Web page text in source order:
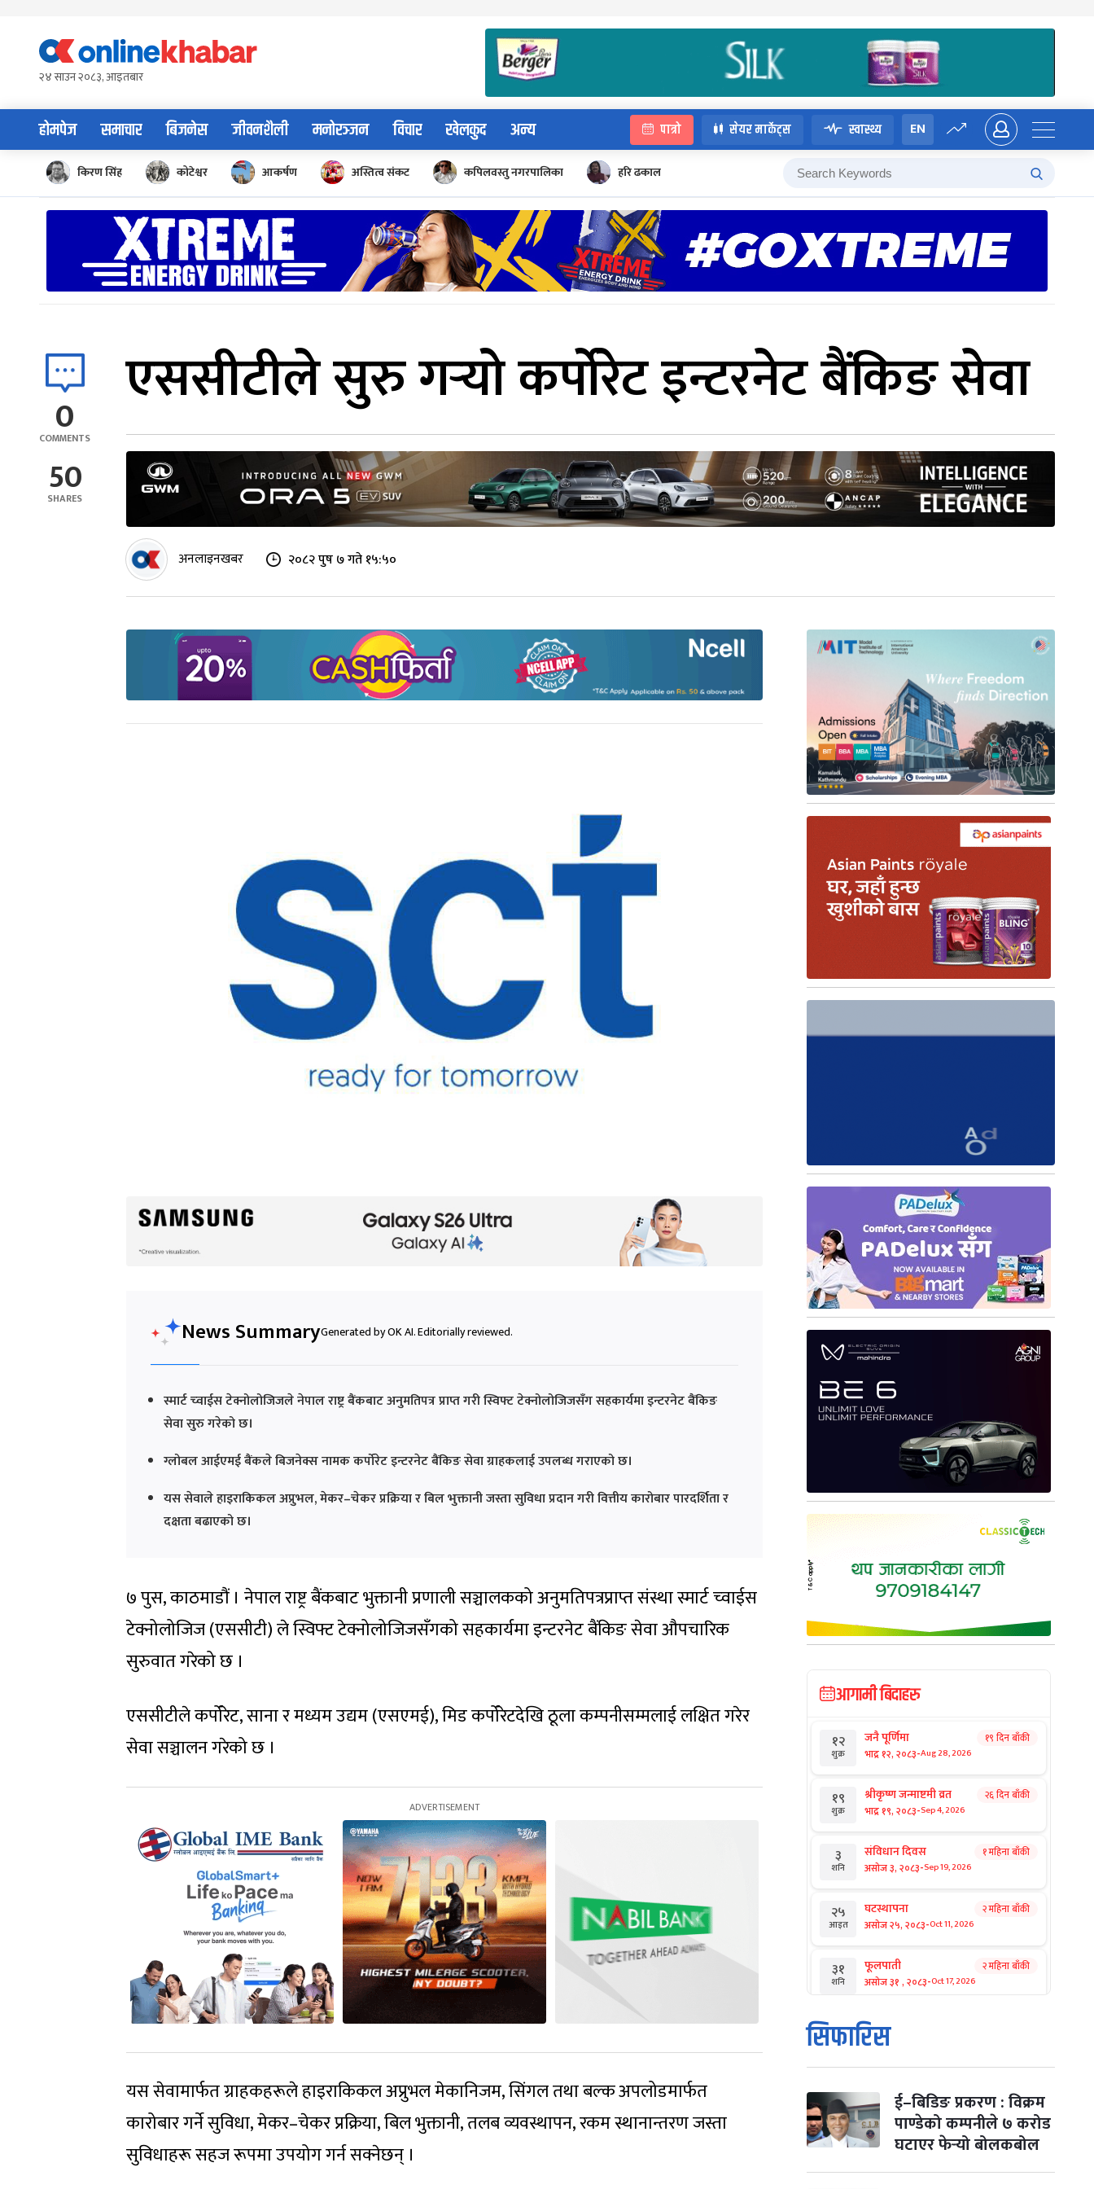
content२४ साउन २०८३, आइतबार
होमपेज समाचार बिजनेस जीवनशैली मनोरञ्जन विचार खेलकुद अन्य पात्रो सेयर मार्केट्स स्वास्थ्य EN
किरण सिंह कोटेश्वर आकर्षण अस्तित्व संकट कपिलवस्तु नगरपालिका हरि ढकाल
0
COMMENTS
50
SHARES
एससीटीले सुरु गर्‍यो कर्पोरेट इन्टरनेट बैंकिङ सेवा
अनलाइनखबर २०८२ पुष ७ गते १५:५०
News SummaryGenerated by OK AI. Editorially reviewed.
स्मार्ट च्वाईस टेक्नोलोजिजले नेपाल राष्ट्र बैंकबाट अनुमतिपत्र प्राप्त गरी स्विफ्ट टेक्नोलोजिजसँग सहकार्यमा इन्टरनेट बैंकिङ
सेवा सुरु गरेको छ।
ग्लोबल आईएमई बैंकले बिजनेक्स नामक कर्पोरेट इन्टरनेट बैंकिङ सेवा ग्राहकलाई उपलब्ध गराएको छ।
यस सेवाले हाइराकिकल अप्रुभल, मेकर–चेकर प्रक्रिया र बिल भुक्तानी जस्ता सुविधा प्रदान गरी वित्तीय कारोबार पारदर्शिता र
दक्षता बढाएको छ।
७ पुस, काठमाडौं । नेपाल राष्ट्र बैंकबाट भुक्तानी प्रणाली सञ्चालकको अनुमतिपत्रप्राप्त संस्था स्मार्ट च्वाईस
टेक्नोलोजिज (एससीटी) ले स्विफ्ट टेक्नोलोजिजसँगको सहकार्यमा इन्टरनेट बैंकिङ सेवा औपचारिक
सुरुवात गरेको छ ।
एससीटीले कर्पोरेट, साना र मध्यम उद्यम (एसएमई), मिड कर्पोरेटदेखि ठूला कम्पनीसम्मलाई लक्षित गरेर
सेवा सञ्चालन गरेको छ ।
यस सेवामार्फत ग्राहकहरूले हाइराकिकल अप्रुभल मेकानिजम, सिंगल तथा बल्क अपलोडमार्फत
कारोबार गर्ने सुविधा, मेकर–चेकर प्रक्रिया, बिल भुक्तानी, तलब व्यवस्थापन, रकम स्थानान्तरण जस्ता
सुविधाहरू सहज रूपमा उपयोग गर्न सक्नेछन् ।
आगामी बिदाहरु
१२
शुक्र
जनै पूर्णिमा
भाद्र १२, २०८३-Aug 28, 2026
१९ दिन बाँकी
१९
शुक्र
श्रीकृष्ण जन्माष्टमी व्रत
भाद्र १९, २०८३-Sep 4, 2026
२६ दिन बाँकी
३
शनि
संविधान दिवस
असोज ३, २०८३-Sep 19, 2026
१ महिना बाँकी
२५
आइत
घटस्थापना
असोज २५, २०८३-Oct 11, 2026
२ महिना बाँकी
३१
शनि
फूलपाती
असोज ३१ , २०८३-Oct 17, 2026
२ महिना बाँकी
१
आइत
कार्तिक सङ्क्रान्ति
कार्तिक १, २०८३
मंगल कार्तिक ३, २०८३-Oct 20, 2026
४ विजयादशमी
कार्तिक ४, २०८३-Oct 21, 2026
२ महिना बाँकी
सिफारिस
ई–बिडिङ प्रकरण : विक्रम
पाण्डेको कम्पनीले ७ करोड
घटाएर फेर्‍यो बोलकबोल